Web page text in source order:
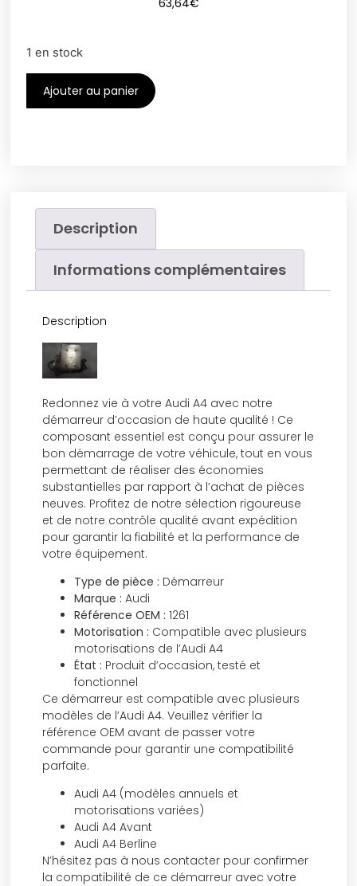
1 en stock
Ajouter au panier
Description
Informations complémentaires
Description
Redonnez vie à votre Audi A4 avec notre
démarreur d’occasion de haute qualité ! Ce
composant essentiel est conçu pour assurer le
bon démarrage de votre véhicule, tout en vous
permettant de réaliser des économies
substantielles par rapport à l’achat de pièces
neuves. Profitez de notre sélection rigoureuse
et de notre contrôle qualité avant expédition
pour garantir la fiabilité et la performance de
votre équipement.
Type de pièce : Démarreur
Marque : Audi
Référence OEM : 1261
Motorisation : Compatible avec plusieurs
motorisations de l’Audi A4
État : Produit d’occasion, testé et
fonctionnel
Ce démarreur est compatible avec plusieurs
modèles de l’Audi A4. Veuillez vérifier la
référence OEM avant de passer votre
commande pour garantir une compatibilité
parfaite.
Audi A4 (modèles annuels et
motorisations variées)
Audi A4 Avant
Audi A4 Berline
N’hésitez pas à nous contacter pour confirmer
la compatibilité de ce démarreur avec votre